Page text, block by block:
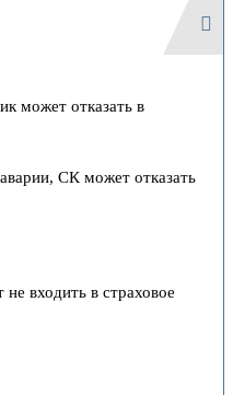
может отказать в
СК может отказать
входить в страховое